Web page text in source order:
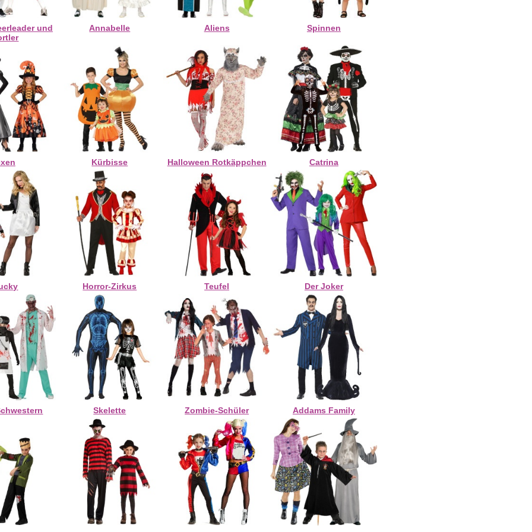
und
Annabelle Aliens Spinnen
Kürbisse Halloween Rotkäppchen Catrina
Horror-Zirkus Teufel Der Joker
Skelette Zombie-Schüler Addams Family